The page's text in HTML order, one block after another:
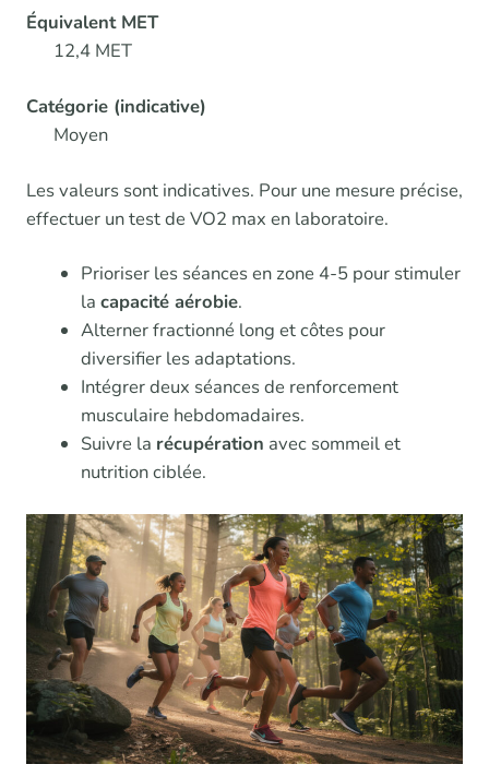
Équivalent MET
12,4 MET
Catégorie (indicative)
Moyen
Les valeurs sont indicatives. Pour une mesure précise,
effectuer un test de VO2 max en laboratoire.
Prioriser les séances en zone 4-5 pour stimuler
la capacité aérobie.
Alterner fractionné long et côtes pour
diversifier les adaptations.
Intégrer deux séances de renforcement
musculaire hebdomadaires.
Suivre la récupération avec sommeil et
nutrition ciblée.